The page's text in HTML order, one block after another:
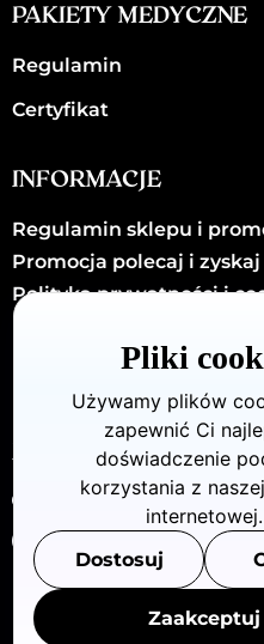
PAKIETY MEDYCZNE
Regulamin
Certyfikat
INFORMACJE
Regulamin sklepu i
Promocja polecaj i zyskaj
Polityka prywatności i
KONTAKT
Dzielna72/U8
880 712 483
info@openclinic.pl
Pliki
Używamy plików
zapewnić Ci
doświadczenie
korzystania z
internetowej.
Dostosuj
Zaakceptuj